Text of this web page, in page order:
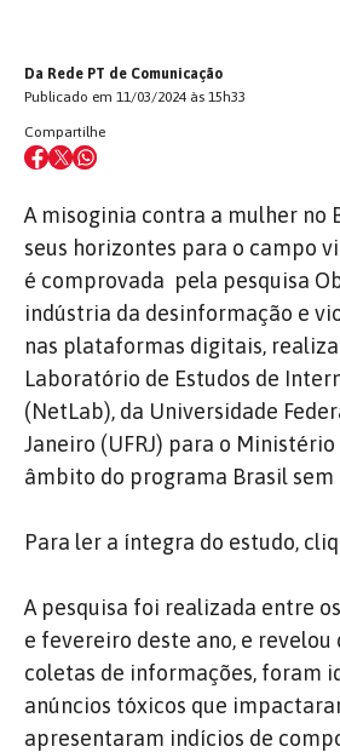
Da Rede PT de Comunicação
Publicado em 11/03/2024 às 15h33
Compartilhe
A misoginia contra a mulher no
seus horizontes para o campo
é comprovada pela pesquisa
indústria da desinformação e
nas plataformas digitais,
Laboratório de Estudos de
(NetLab), da Universidade
Janeiro (UFRJ) para o Ministério
âmbito do programa Brasil sem
Para ler a íntegra do estudo,
A pesquisa foi realizada entre
e fevereiro deste ano, e revelou
coletas de informações, foram
anúncios tóxicos que
apresentaram indícios de